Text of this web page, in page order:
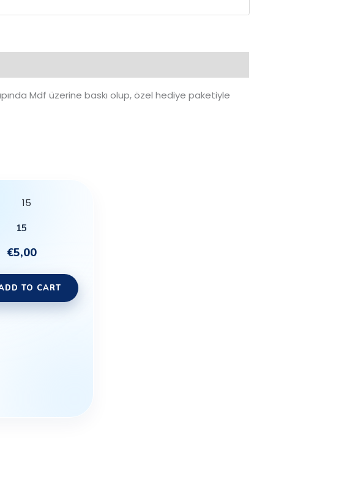
Mdf üzerine baskı olup, özel hediye paketiyle
15
€5,00
TO CART